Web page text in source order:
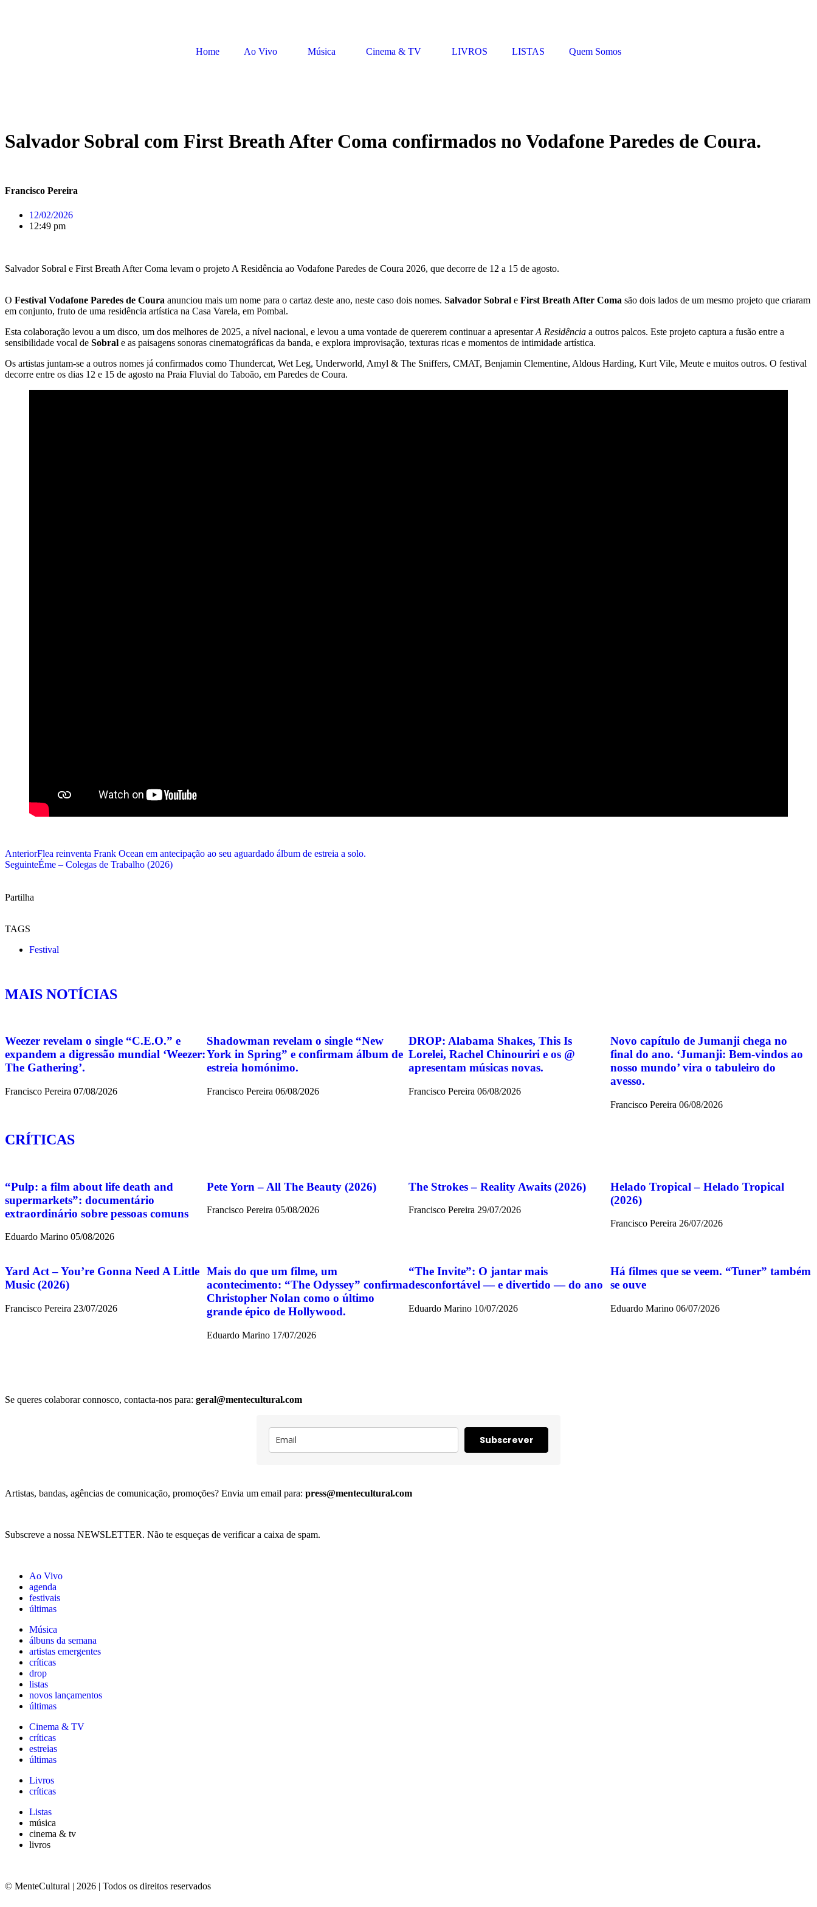
Home Ao Vivo Música Cinema & TV LIVROS LISTAS Quem Somos
Salvador Sobral com First Breath After Coma confirmados no Vodafone Paredes de Coura.
Francisco Pereira
12/02/2026
12:49 pm
Salvador Sobral e First Breath After Coma levam o projeto A Residência ao Vodafone Paredes de Coura 2026, que decorre de 12 a 15 de agosto.
O Festival Vodafone Paredes de Coura anunciou mais um nome para o cartaz deste ano, neste caso dois nomes. Salvador Sobral e First Breath After Coma são dois lados de um mesmo projeto que criaram
em conjunto, fruto de uma residência artística na Casa Varela, em Pombal.
Esta colaboração levou a um disco, um dos melhores de 2025, a nível nacional, e levou a uma vontade de quererem continuar a apresentarA Residência a outros palcos. Este projeto captura a fusão entre a
sensibilidade vocal de Sobral e as paisagens sonoras cinematográficas da banda, e explora improvisação, texturas ricas e momentos de intimidade artística.
Os artistas juntam-se a outros nomes já confirmados como Thundercat, Wet Leg, Underworld, Amyl & The Sniffers, CMAT, Benjamin Clementine, Aldous Harding, Kurt Vile, Meute e muitos outros. O festival
decorre entre os dias 12 e 15 de agosto na Praia Fluvial do Taboão, em Paredes de Coura.
AnteriorFlea reinventa Frank Ocean em antecipação ao seu aguardado álbum de estreia a solo.
SeguinteÉme – Colegas de Trabalho (2026)
Partilha
TAGS
Festival
MAIS NOTÍCIAS
Weezer revelam o single “C.E.O.” e
expandem a digressão mundial ‘Weezer:
The Gathering’.
Francisco Pereira 07/08/2026
Shadowman revelam o single “New
York in Spring” e confirmam álbum de
estreia homónimo.
Francisco Pereira 06/08/2026
DROP: Alabama Shakes, This Is
Lorelei, Rachel Chinouriri e os @
apresentam músicas novas.
Francisco Pereira 06/08/2026
Novo capítulo de Jumanji chega no
final do ano. ‘Jumanji: Bem-vindos ao
nosso mundo’ vira o tabuleiro do
avesso.
Francisco Pereira 06/08/2026
CRÍTICAS
“Pulp: a film about life death and
supermarkets”: documentário
extraordinário sobre pessoas comuns
Eduardo Marino 05/08/2026
Pete Yorn – All The Beauty (2026)
Francisco Pereira 05/08/2026
The Strokes – Reality Awaits (2026)
Francisco Pereira 29/07/2026
Helado Tropical – Helado Tropical
(2026)
Francisco Pereira 26/07/2026
Yard Act – You’re Gonna Need A Little
Music (2026)
Francisco Pereira 23/07/2026
Mais do que um filme, um
acontecimento: “The Odyssey” confirma
Christopher Nolan como o último
grande épico de Hollywood.
Eduardo Marino 17/07/2026
“The Invite”: O jantar mais
desconfortável — e divertido — do ano
Eduardo Marino 10/07/2026
Há filmes que se veem. “Tuner” também
se ouve
Eduardo Marino 06/07/2026
Se queres colaborar connosco, contacta-nos para: geral@mentecultural.com
Subscrever
Artistas, bandas, agências de comunicação, promoções? Envia um email para: press@mentecultural.com
Subscreve a nossa NEWSLETTER. Não te esqueças de verificar a caixa de spam.
Ao Vivo
agenda
festivais
últimas
Música
álbuns da semana
artistas emergentes
críticas
drop
listas
novos lançamentos
últimas
Cinema & TV
críticas
estreias
últimas
Livros
críticas
Listas
música
cinema & tv
livros
© MenteCultural | 2026 | Todos os direitos reservados